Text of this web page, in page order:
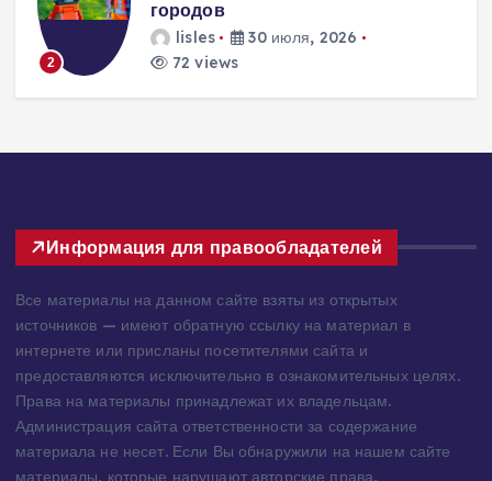
современные инженерные
решения для пассивного
домостроения
Информация для правообладателей
Все материалы на данном сайте взяты из открытых
источников — имеют обратную ссылку на материал в
интернете или присланы посетителями сайта и
предоставляются исключительно в ознакомительных целях.
Права на материалы принадлежат их владельцам.
Администрация сайта ответственности за содержание